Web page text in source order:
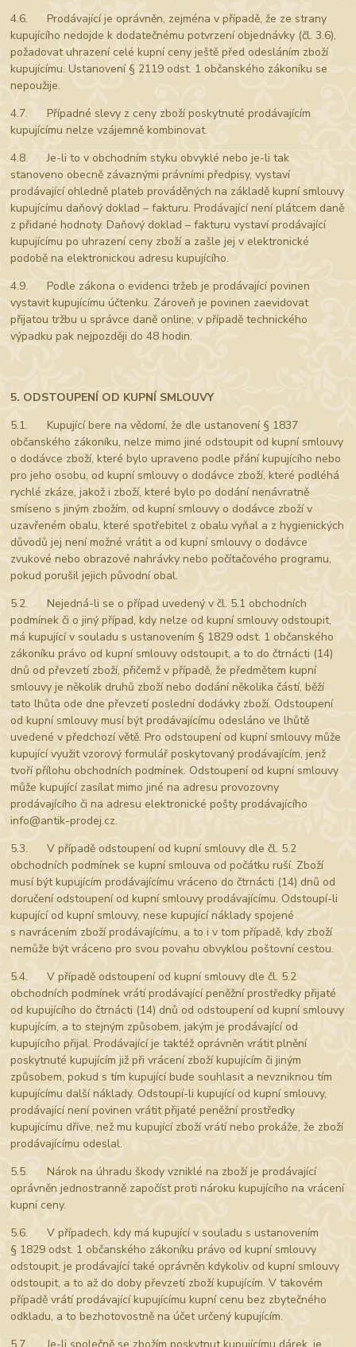
4.6. Prodávající je oprávněn, zejména v případě, že ze strany
kupujícího nedojde k dodatečnému potvrzení objednávky (čl. 3.6),
požadovat uhrazení celé kupní ceny ještě před odesláním zboží
kupujícímu. Ustanovení § 2119 odst. 1 občanského zákoníku se
nepoužije.
4.7. Případné slevy z ceny zboží poskytnuté prodávajícím
kupujícímu nelze vzájemně kombinovat.
4.8. Je-li to v obchodním styku obvyklé nebo je-li tak
stanoveno obecně závaznými právními předpisy, vystaví
prodávající ohledně plateb prováděných na základě kupní smlouvy
kupujícímu daňový doklad – fakturu. Prodávající není plátcem daně
z přidané hodnoty. Daňový doklad – fakturu vystaví prodávající
kupujícímu po uhrazení ceny zboží a zašle jej v elektronické
podobě na elektronickou adresu kupujícího.
4.9. Podle zákona o evidenci tržeb je prodávající povinen
vystavit kupujícímu účtenku. Zároveň je povinen zaevidovat
přijatou tržbu u správce daně online; v případě technického
výpadku pak nejpozději do 48 hodin.
5. ODSTOUPENÍ OD KUPNÍ SMLOUVY
5.1. Kupující bere na vědomí, že dle ustanovení § 1837
občanského zákoníku, nelze mimo jiné odstoupit od kupní smlouvy
o dodávce zboží, které bylo upraveno podle přání kupujícího nebo
pro jeho osobu, od kupní smlouvy o dodávce zboží, které podléhá
rychlé zkáze, jakož i zboží, které bylo po dodání nenávratně
smíseno s jiným zbožím, od kupní smlouvy o dodávce zboží v
uzavřeném obalu, které spotřebitel z obalu vyňal a z hygienických
důvodů jej není možné vrátit a od kupní smlouvy o dodávce
zvukové nebo obrazové nahrávky nebo počítačového programu,
pokud porušil jejich původní obal.
5.2. Nejedná-li se o případ uvedený v čl. 5.1 obchodních
podmínek či o jiný případ, kdy nelze od kupní smlouvy odstoupit,
má kupující v souladu s ustanovením § 1829 odst. 1 občanského
zákoníku právo od kupní smlouvy odstoupit, a to do čtrnácti (14)
dnů od převzetí zboží, přičemž v případě, že předmětem kupní
smlouvy je několik druhů zboží nebo dodání několika částí, běží
tato lhůta ode dne převzetí poslední dodávky zboží. Odstoupení
od kupní smlouvy musí být prodávajícímu odesláno ve lhůtě
uvedené v předchozí větě. Pro odstoupení od kupní smlouvy může
kupující využit vzorový formulář poskytovaný prodávajícím, jenž
tvoří přílohu obchodních podmínek. Odstoupení od kupní smlouvy
může kupující zasílat mimo jiné na adresu provozovny
prodávajícího či na adresu elektronické pošty prodávajícího
info@antik-prodej.cz.
5.3. V případě odstoupení od kupní smlouvy dle čl. 5.2
obchodních podmínek se kupní smlouva od počátku ruší. Zboží
musí být kupujícím prodávajícímu vráceno do čtrnácti (14) dnů od
doručení odstoupení od kupní smlouvy prodávajícímu. Odstoupí-li
kupující od kupní smlouvy, nese kupující náklady spojené
s navrácením zboží prodávajícímu, a to i v tom případě, kdy zboží
nemůže být vráceno pro svou povahu obvyklou poštovní cestou.
5.4. V případě odstoupení od kupní smlouvy dle čl. 5.2
obchodních podmínek vrátí prodávající peněžní prostředky přijaté
od kupujícího do čtrnácti (14) dnů od odstoupení od kupní smlouvy
kupujícím, a to stejným způsobem, jakým je prodávající od
kupujícího přijal. Prodávající je taktéž oprávněn vrátit plnění
poskytnuté kupujícím již při vrácení zboží kupujícím či jiným
způsobem, pokud s tím kupující bude souhlasit a nevzniknou tím
kupujícímu další náklady. Odstoupí-li kupující od kupní smlouvy,
prodávající není povinen vrátit přijaté peněžní prostředky
kupujícímu dříve, než mu kupující zboží vrátí nebo prokáže, že zboží
prodávajícímu odeslal.
5.5. Nárok na úhradu škody vzniklé na zboží je prodávající
oprávněn jednostranně započíst proti nároku kupujícího na vrácení
kupní ceny.
5.6. V případech, kdy má kupující v souladu s ustanovením
§ 1829 odst. 1 občanského zákoníku právo od kupní smlouvy
odstoupit, je prodávající také oprávněn kdykoliv od kupní smlouvy
odstoupit, a to až do doby převzetí zboží kupujícím. V takovém
případě vrátí prodávající kupujícímu kupní cenu bez zbytečného
odkladu, a to bezhotovostně na účet určený kupujícím.